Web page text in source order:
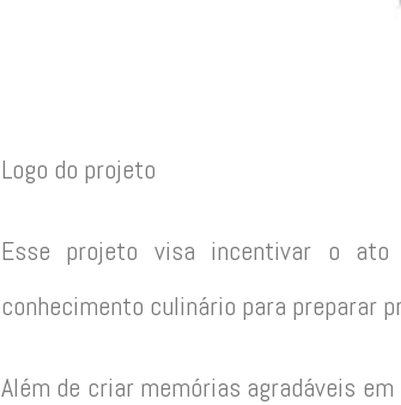
Logo do projeto
Esse projeto visa incentivar o
conhecimento culinário para preparar
Além de criar memórias agradáveis